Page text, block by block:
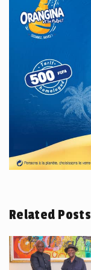
Related Posts